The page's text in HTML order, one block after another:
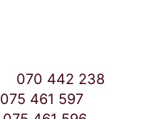
070 442 238
075 461 597